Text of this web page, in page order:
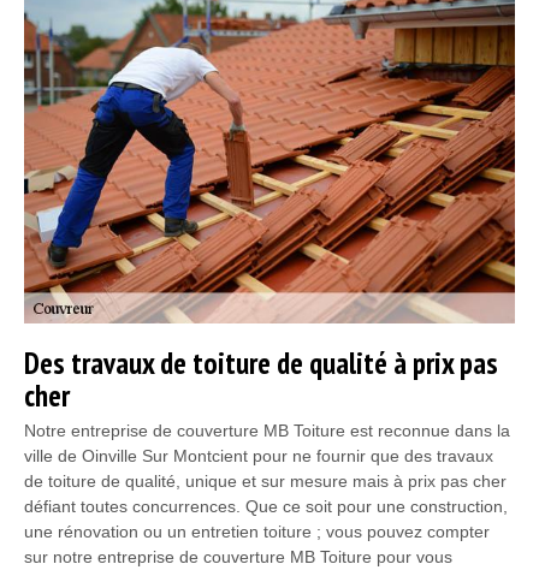
Des travaux de toiture de qualité à prix pas
cher
Notre entreprise de couverture MB Toiture est reconnue dans la
ville de Oinville Sur Montcient pour ne fournir que des travaux
de toiture de qualité, unique et sur mesure mais à prix pas cher
défiant toutes concurrences. Que ce soit pour une construction,
une rénovation ou un entretien toiture ; vous pouvez compter
sur notre entreprise de couverture MB Toiture pour vous